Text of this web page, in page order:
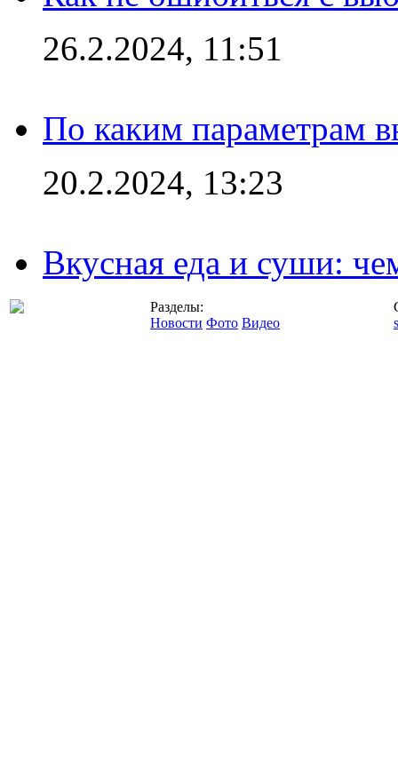
26.2.2024, 11:51
По каким параметрам
20.2.2024, 13:23
Вкусная еда и суши:
Разделы:
Новости Фото Видео